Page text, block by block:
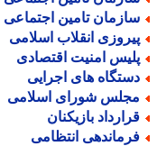
تامین اجتماعی
انقلاب اسلامی
امنیت اقتصادی
های اجرایی
شورای اسلامی
بازیکنان
انتظامی